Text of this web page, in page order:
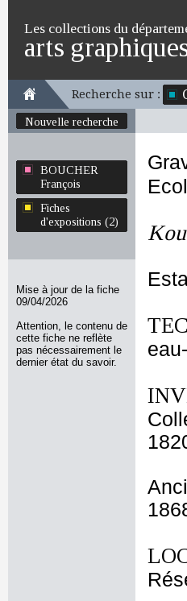
Les collections du
arts
Recherche sur :
Nouvelle recherche
BOUCHER
François
Fiches
d'expositions (2)
Mise à jour de la fiche
09/04/2026
Attention, le contenu de
cette fiche ne reflète
pas nécessairement le
dernier état du savoir.